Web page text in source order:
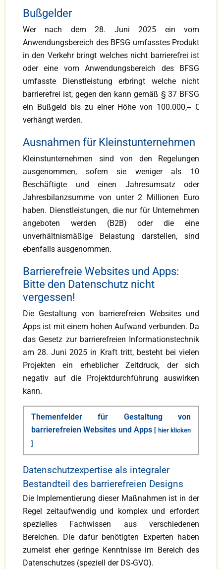
Bußgelder
Wer nach dem 28. Juni 2025 ein vom
Anwendungsbereich des BFSG umfasstes Produkt
in den Verkehr bringt welches nicht barrierefrei ist
oder eine vom Anwendungsbereich des BFSG
umfasste Dienstleistung erbringt welche nicht
barrierefrei ist, gegen den kann gemäß § 37 BFSG
ein Bußgeld bis zu einer Höhe von 100.000,-- €
verhängt werden.
Ausnahmen für Kleinstunternehmen
Kleinstunternehmen sind von den Regelungen
ausgenommen, sofern sie weniger als 10
Beschäftigte und einen Jahresumsatz oder
Jahresbilanzsumme von unter 2 Millionen Euro
haben. Dienstleistungen, die nur für Unternehmen
angeboten werden (B2B) oder die eine
unverhältnismäßige Belastung darstellen, sind
ebenfalls ausgenommen.
Barrierefreie Websites und Apps:
Bitte den Datenschutz nicht
vergessen!
Die Gestaltung von barrierefreien Websites und
Apps ist mit einem hohen Aufwand verbunden. Da
das Gesetz zur barrierefreien Informationstechnik
am 28. Juni 2025 in Kraft tritt, besteht bei vielen
Projekten ein erheblicher Zeitdruck, der sich
negativ auf die Projektdurchführung auswirken
kann.
Themenfelder für Gestaltung von
barrierefreien Websites und Apps [ hier klicken
]
barrierefreien Websites und Apps gehören
beispielsweise Kontrast und Lesbarkeit,
Textgröße und -skalierbarkeit, Hinzufügen
von beschreibenden Texten zu Bildern (damit
Screenreader die Inhalte für blinde Benutzer
wiedergeben können), klare und konsistente
Navigation, Verwendung von ARIA-Labeln
und Rollen zur Verbesserung der
Datenschutzexpertise als integraler
Bestandteil des barrierefreien Designs
Die Implementierung dieser Maßnahmen ist in der
Regel zeitaufwendig und komplex und erfordert
spezielles Fachwissen aus verschiedenen
Bereichen. Die dafür benötigten Experten haben
zumeist eher geringe Kenntnisse im Bereich des
Datenschutzes (speziell der DS-GVO).